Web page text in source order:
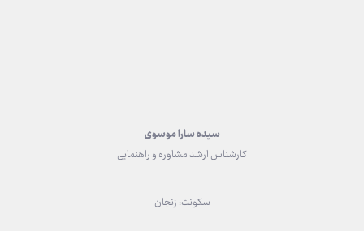
سیده سارا موسوی
کارشناس ارشد مشاوره و راهنمایی
سکونت: زنجان